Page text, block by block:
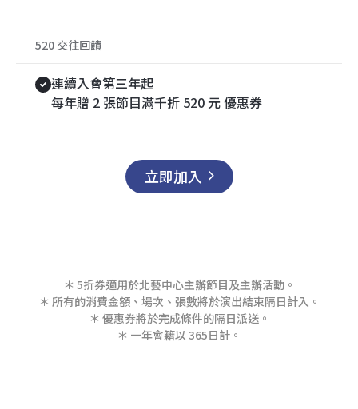
520 交往回饋
連續入會第三年起
每年贈 2 張節目滿千折 520 元 優惠券
立即加入
＊ 5折券適用於北藝中心主辦節目及主辦活動。
＊ 所有的消費金額、場次、張數將於演出結束隔日計入。
＊ 優惠券將於完成條件的隔日派送。
＊ 一年會籍以 365日計。